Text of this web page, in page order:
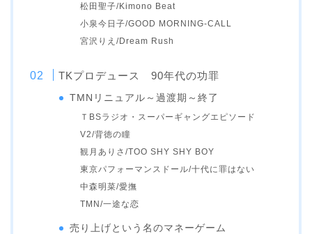
松田聖子/Kimono Beat
小泉今日子/GOOD MORNING-CALL
宮沢りえ/Dream Rush
TKプロデュース 90年代の功罪
TMNリニュアル～過渡期～終了
ＴBSラジオ・スーパーギャングエピソード
V2/背徳の瞳
観月ありさ/TOO SHY SHY BOY
東京パフォーマンスドール/十代に罪はない
中森明菜/愛撫
TMN/一途な恋
売り上げという名のマネーゲーム